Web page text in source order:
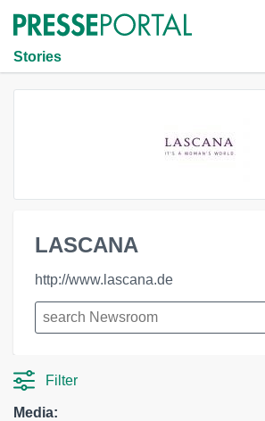
Stories
LASCANA
http://www.lascana.de
Filter
Media: